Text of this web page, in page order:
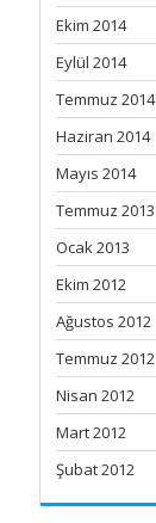
Ekim 2014
Eylül 2014
Temmuz 2014
Haziran 2014
Mayıs 2014
Temmuz 2013
Ocak 2013
Ekim 2012
Ağustos 2012
Temmuz 2012
Nisan 2012
Mart 2012
Şubat 2012